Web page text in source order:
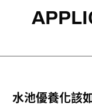
水池優養化該